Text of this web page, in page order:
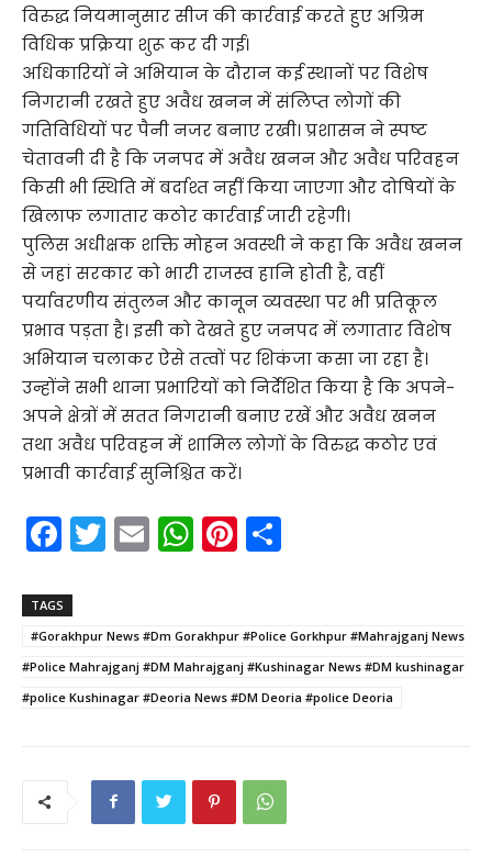
विरुद्ध नियमानुसार सीज की कार्रवाई करते हुए अग्रिम
विधिक प्रक्रिया शुरू कर दी गई।
अधिकारियों ने अभियान के दौरान कई स्थानों पर विशेष
निगरानी रखते हुए अवैध खनन में संलिप्त लोगों की
गतिविधियों पर पैनी नजर बनाए रखी। प्रशासन ने स्पष्ट
चेतावनी दी है कि जनपद में अवैध खनन और अवैध परिवहन
किसी भी स्थिति में बर्दाश्त नहीं किया जाएगा और दोषियों के
खिलाफ लगातार कठोर कार्रवाई जारी रहेगी।
पुलिस अधीक्षक शक्ति मोहन अवस्थी ने कहा कि अवैध खनन
से जहां सरकार को भारी राजस्व हानि होती है, वहीं
पर्यावरणीय संतुलन और कानून व्यवस्था पर भी प्रतिकूल
प्रभाव पड़ता है। इसी को देखते हुए जनपद में लगातार विशेष
अभियान चलाकर ऐसे तत्वों पर शिकंजा कसा जा रहा है।
उन्होंने सभी थाना प्रभारियों को निर्देशित किया है कि अपने-
अपने क्षेत्रों में सतत निगरानी बनाए रखें और अवैध खनन
तथा अवैध परिवहन में शामिल लोगों के विरुद्ध कठोर एवं
प्रभावी कार्रवाई सुनिश्चित करें।
F
a
c
e
b
o
T
w
er
E
m
l
W
h
ts
A
p
Pi
nt
e
st
e
TAGS
#Gorakhpur News #Dm Gorakhpur #Police Gorkhpur #Mahrajganj News
#Police Mahrajganj #DM Mahrajganj #Kushinagar News #DM kushinagar
#police Kushinagar #Deoria News #DM Deoria #police Deoria